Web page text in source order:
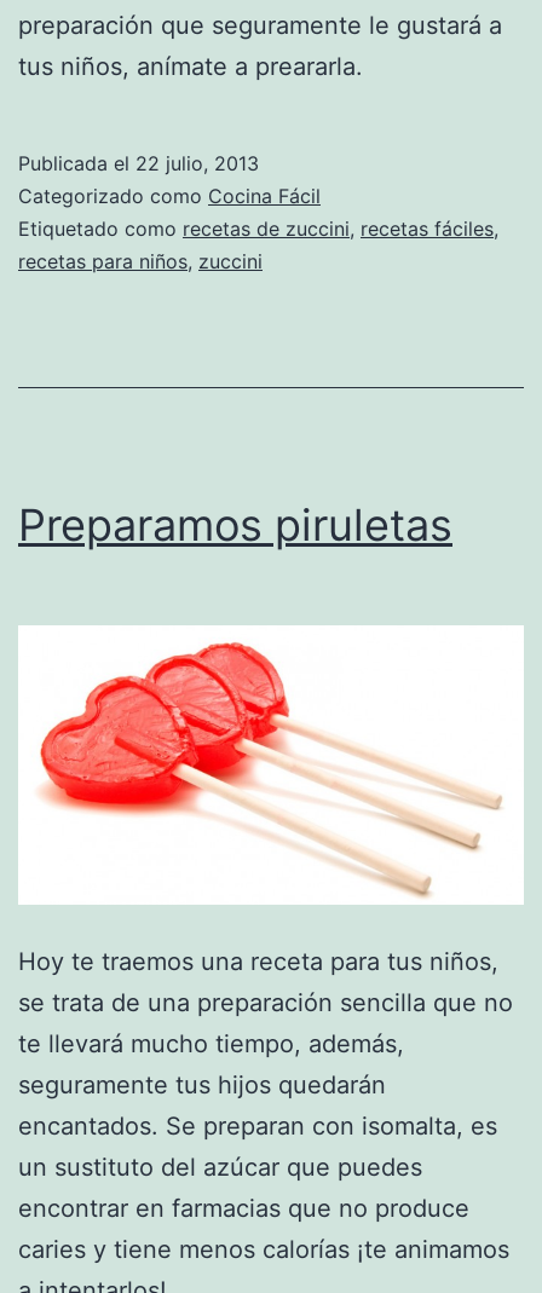
preparación que seguramente le gustará a
tus niños, anímate a preararla.
Publicada el 22 julio, 2013
Categorizado como Cocina Fácil
Etiquetado como recetas de zuccini, recetas fáciles,
recetas para niños, zuccini
Preparamos piruletas
Hoy te traemos una receta para tus niños,
se trata de una preparación sencilla que no
te llevará mucho tiempo, además,
seguramente tus hijos quedarán
encantados. Se preparan con isomalta, es
un sustituto del azúcar que puedes
encontrar en farmacias que no produce
caries y tiene menos calorías ¡te animamos